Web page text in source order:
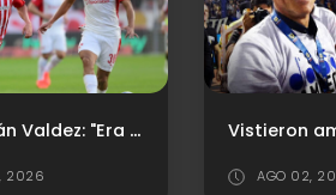
Sebastián Valdez: "Era importante dar este primer paso"
2026 AGO 02,